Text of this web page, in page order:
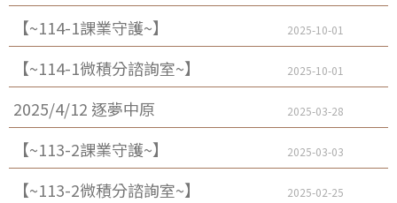
【~114-1課業守護~】 2025-10-01
【~114-1微積分諮詢室~】 2025-10-01
2025/4/12 逐夢中原 2025-03-28
【~113-2課業守護~】 2025-03-03
【~113-2微積分諮詢室~】 2025-02-25